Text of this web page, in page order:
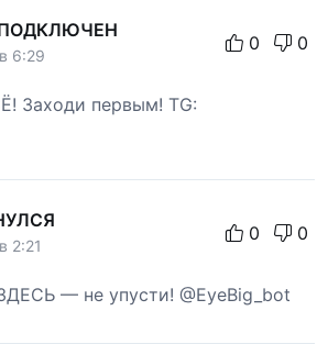
6:29
0 0
Заходи первым! TG:
2:21
0 0
— не упусти! @EyeBig_bot